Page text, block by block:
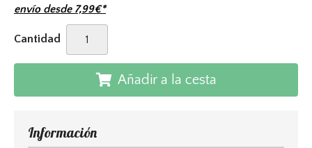
envío desde 7,99€*
Cantidad
Añadir a la cesta
Información